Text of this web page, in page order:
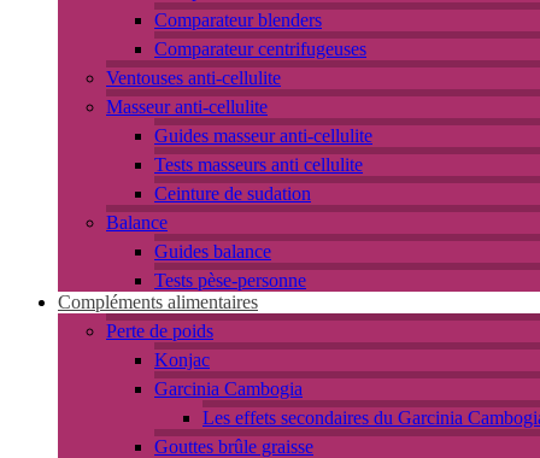
Comparateur blenders
Comparateur centrifugeuses
Ventouses anti-cellulite
Masseur anti-cellulite
Guides masseur anti-cellulite
Tests masseurs anti cellulite
Ceinture de sudation
Balance
Guides balance
Tests pèse-personne
Compléments alimentaires
Perte de poids
Konjac
Garcinia Cambogia
Les effets secondaires du Garcinia
Gouttes brûle graisse